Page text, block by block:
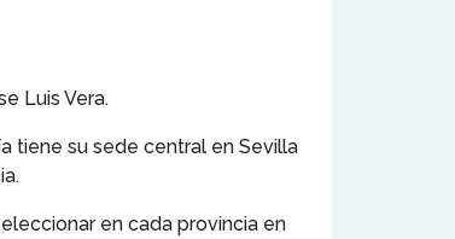
Luis Vera.
tiene su sede central en Sevilla
en cada provincia en